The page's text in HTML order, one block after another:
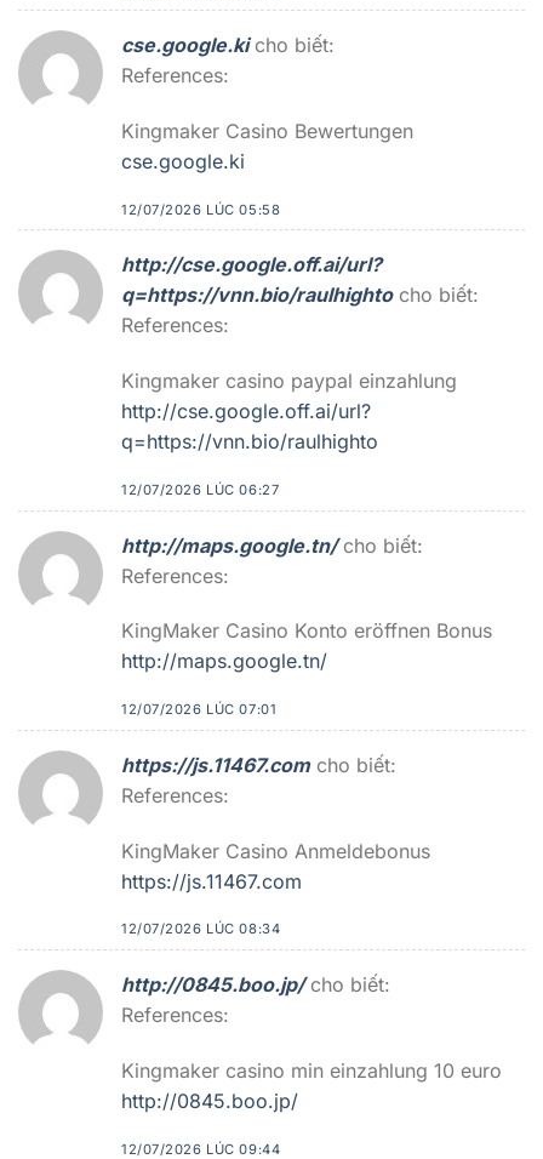
cse.google.ki cho biết:
References:
Kingmaker Casino Bewertungen
cse.google.ki
12/07/2026 LÚC 05:58
http://cse.google.off.ai/url?
q=https://vnn.bio/raulhighto cho biết:
References:
Kingmaker casino paypal einzahlung
http://cse.google.off.ai/url?
q=https://vnn.bio/raulhighto
12/07/2026 LÚC 06:27
http://maps.google.tn/ cho biết:
References:
KingMaker Casino Konto eröffnen Bonus
http://maps.google.tn/
12/07/2026 LÚC 07:01
https://js.11467.com cho biết:
References:
KingMaker Casino Anmeldebonus
https://js.11467.com
12/07/2026 LÚC 08:34
http://0845.boo.jp/ cho biết:
References:
Kingmaker casino min einzahlung 10 euro
http://0845.boo.jp/
12/07/2026 LÚC 09:44